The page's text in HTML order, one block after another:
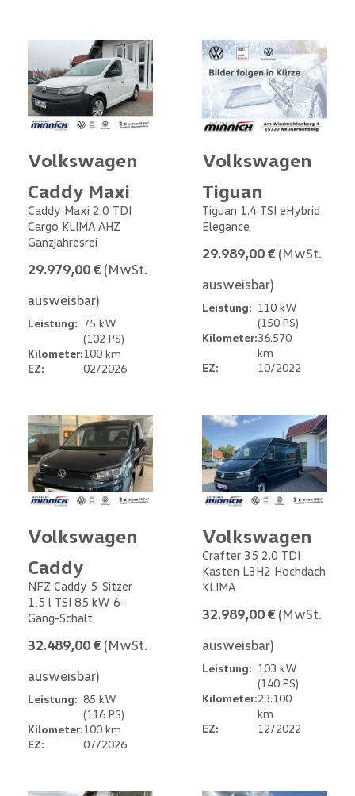
Volkswagen
Caddy Maxi
Caddy Maxi 2.0 TDI
Cargo KLIMA AHZ
Ganzjahresrei
29.979,00 € (MwSt.
ausweisbar)
Leistung: 75 kW
(102 PS)
Kilometer:100 km
EZ:
02/2026
Volkswagen
Tiguan
Tiguan 1.4 TSI eHybrid
Elegance
29.989,00 € (MwSt.
ausweisbar)
Leistung: 110 kW
(150 PS)
Kilometer:36.570
km
EZ:
10/2022
Volkswagen
Caddy
NFZ Caddy 5-Sitzer
1,5 l TSI 85 kW 6-
Gang-Schalt
32.489,00 € (MwSt.
ausweisbar)
Leistung: 85 kW
(116 PS)
Kilometer:100 km
EZ:
07/2026
Volkswagen
Crafter 35 2.0 TDI
Kasten L3H2 Hochdach
KLIMA
32.989,00 € (MwSt.
ausweisbar)
Leistung: 103 kW
(140 PS)
Kilometer:23.100
km
EZ:
12/2022